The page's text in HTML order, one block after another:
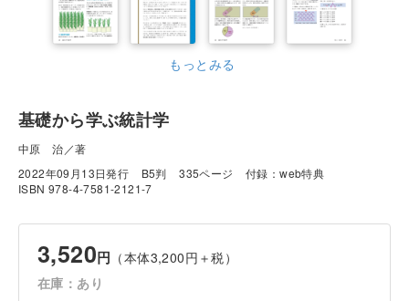
もっとみる
基礎から学ぶ統計学
中原 治／著
2022年09月13日発行
B5判 335ページ
付録：web特典
ISBN 978-4-7581-2121-7
3,520円 （本体3,200円＋税）
在庫：あり